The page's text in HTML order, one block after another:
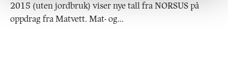
2015 (uten jordbruk) viser nye tall fra NORSUS på
oppdrag fra Matvett. Mat- og…